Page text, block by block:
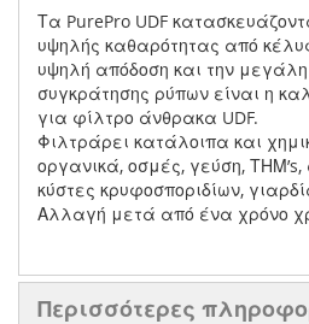
Τα PurePro UDF
υψηλής καθαρότητας από
υψηλή απόδοση και την μεγάλη
συγκράτησης ρύπων είναι η
για φίλτρο άνθρακα UDF.
Φιλτράρει κατάλοιπα και
οργανικά, οσμές, γεύση, ΤΗΜ’s,
κύστες κρυφοσποριδίων,
Αλλαγή μετά από ένα χρόνο
Περισσότερες